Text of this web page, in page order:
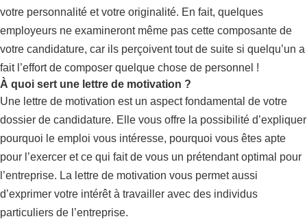
votre personnalité et votre originalité. En fait, quelques
employeurs ne examineront même pas cette composante de
votre candidature, car ils perçoivent tout de suite si quelqu’un a
fait l’effort de composer quelque chose de personnel !
À quoi sert une lettre de motivation ?
Une lettre de motivation est un aspect fondamental de votre
dossier de candidature. Elle vous offre la possibilité d’expliquer
pourquoi le emploi vous intéresse, pourquoi vous êtes apte
pour l’exercer et ce qui fait de vous un prétendant optimal pour
l’entreprise. La lettre de motivation vous permet aussi
d’exprimer votre intérêt à travailler avec des individus
particuliers de l’entreprise.